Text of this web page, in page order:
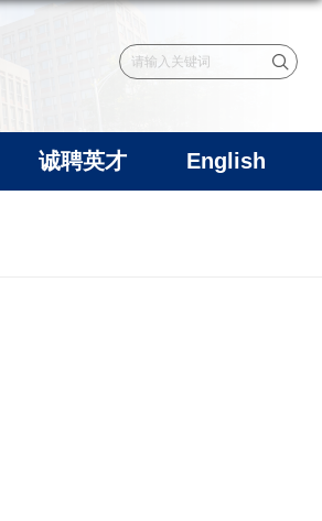
诚聘英才 English